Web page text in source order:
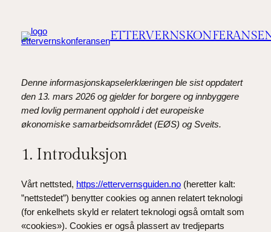
innhold
Denne informasjonskapselerklæringen ble sist oppdatert
den 13. mars 2026 og gjelder for borgere og innbyggere
med lovlig permanent opphold i det europeiske
økonomiske samarbeidsområdet (EØS) og Sveits.
1. Introduksjon
Vårt nettsted, https://ettervernsguiden.no(heretter kalt:
”nettstedet”) benytter cookies og annen relatert teknologi
(for enkelhets skyld er relatert teknologi også omtalt som
«cookies»). Cookies er også plassert av tredjeparts